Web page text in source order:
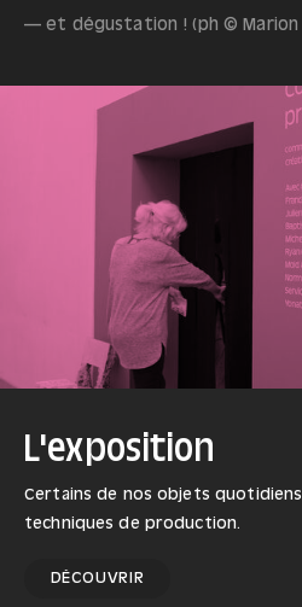
— et dégustation ! (ph © Marion
L'exposition
Certains de nos objets
techniques de production.
DÉCOUVRIR